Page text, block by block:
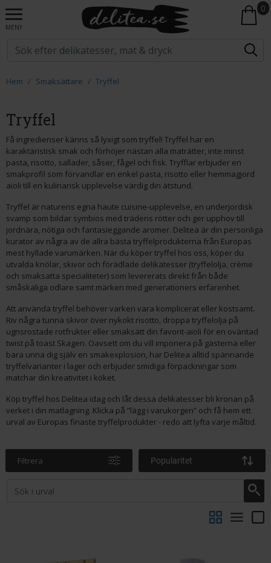
MENY
0
Hem Smaksättare Tryffel
Tryffel
Få ingredienser känns så lyxigt som tryffel! Tryffel har en
karaktäristisk smak och förhöjer nästan alla maträtter, inte minst
pasta, risotto, sallader, såser, fågel och fisk. Tryfflar erbjuder en
smakprofil som förvandlar en enkel pasta, risotto eller hemmagjord
aioli till en kulinarisk upplevelse värdig din ätstund.
Tryffel är naturens egna haute cuisine-upplevelse, en underjordisk
svamp som bildar symbios med trädens rötter och ger upphov till
jordnära, nötiga och fantasieggande aromer. Delitea är din personliga
kurator av några av de allra bästa tryffelprodukterna från Europas
mest hyllade varumärken. När du köper tryffel hos oss, köper du
utvalda knölar, skivor och förädlade delikatesser (tryffelolja, crème
och smaksatta specialiteter) som levererats direkt från både
småskaliga odlare samt märken med generationers erfarenhet.
Att använda tryffel behöver varken vara komplicerat eller kostsamt.
Riv några tunna skivor över nykokt risotto, droppa tryffelolja på
ugnsrostade rotfrukter eller smaksätt din favorit-aioli för en oväntad
twist på toast Skagen. Oavsett om du vill imponera på gästerna eller
bara unna dig själv en smakexplosion, har Delitea alltid spännande
tryffelvarianter i lager och erbjuder smidiga förpackningar som
matchar din kreativitet i köket.
Köp tryffel hos Delitea idag och låt dessa delikatesser bli kronan på
verket i din matlagning. Klicka på ”lägg i varukorgen” och få hem ett
urval av Europas finaste tryffelprodukter - redo att lyfta varje måltid.
Filtrera Popularitet